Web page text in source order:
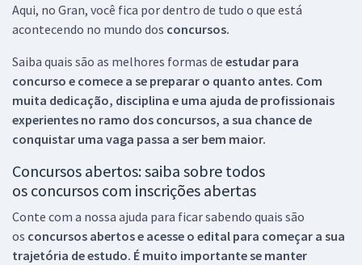
Aqui, no Gran, você fica por dentro de tudo o que está
acontecendo no mundo dos concursos.
Saiba quais são as melhores formas de estudar para
concurso e comece a se preparar o quanto antes. Com
muita dedicação, disciplina e uma ajuda de profissionais
experientes no ramo dos concursos, a sua chance de
conquistar uma vaga passa a ser bem maior.
Concursos abertos: saiba sobre todos
os concursos com inscrições abertas
Conte com a nossa ajuda para ficar sabendo quais são
os concursos abertos e acesse o edital para começar a sua
trajetória de estudo. É muito importante se manter